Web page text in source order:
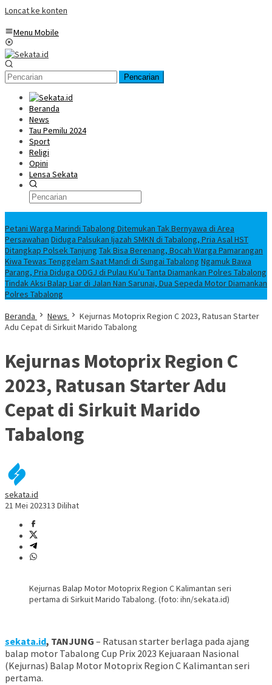
Loncat ke konten
Menu Mobile
Pencarian
Beranda
News
Tau Pemilu 2024
Sport
Religi
Opini
Lensa Sekata
Petani Warga Marindi Tabalong Ditemukan Tak Bernyawa di Area
Persawahan Diduga Palsukan Ijazah SMKN di Tabalong, Pria Asal HST
Ditangkap Polsek Tanjung Tak Bisa Berenang, Bocah Warga Pamarangan
Kiwa Tewas Tenggelam Saat Mandi di Sungai Tabalong Ngamuk Bawa
Parang, Pria Diduga ODGJ di Pulau Ku’u Tanta Diamankan Polres Tabalong
Tindak Aksi Balap Liar di Jalan Nan Sarunai, Dua Sepeda Motor Diamankan
Polres Tabalong
Beranda
News
Kejurnas Motoprix Region C 2023, Ratusan Starter
Adu Cepat di Sirkuit Marido Tabalong
Kejurnas Motoprix Region C
2023, Ratusan Starter Adu
Cepat di Sirkuit Marido
Tabalong
sekata.id
21 Mei 202313 Dilihat
Kejurnas Balap Motor Motoprix Region C Kalimantan seri
pertama di Sirkuit Marido Tabalong. (foto: ihn/sekata.id)
sekata.id, TANJUNG – Ratusan starter berlaga pada ajang
balap motor Tabalong Cup Prix 2023 Kejuaraan Nasional
(Kejurnas) Balap Motor Motoprix Region C Kalimantan seri
pertama.